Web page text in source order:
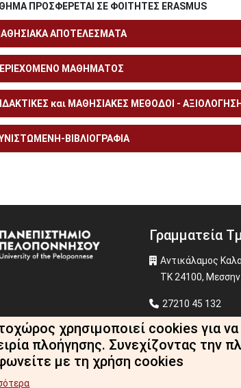
ΠΡΟΣΦΕΡΕΤΑΙ ΣΕ ΦΟΙΤΗΤΕΣ ERASMUS
ΑΠΟΤΕΛΕΣΜΑΤΑ
ΜΑΘΗΜΑΤΟΣ
και ΜΑΘΗΣΙΑΚΕΣ ΜΕΘΟΔΟΙ - ΑΞΙΟΛΟΓΗΣΗ
ΒΙΒΛΙΟΓΡΑΦΙΑ
Γραμματεία
Αντικάλαμος
ΤΚ 24100,
27210 45 132
fst-secr@uop.gr
χρησιμοποιεί cookies για
πλοήγησης. Συνεχίζοντας την
με τη χρήση cookies